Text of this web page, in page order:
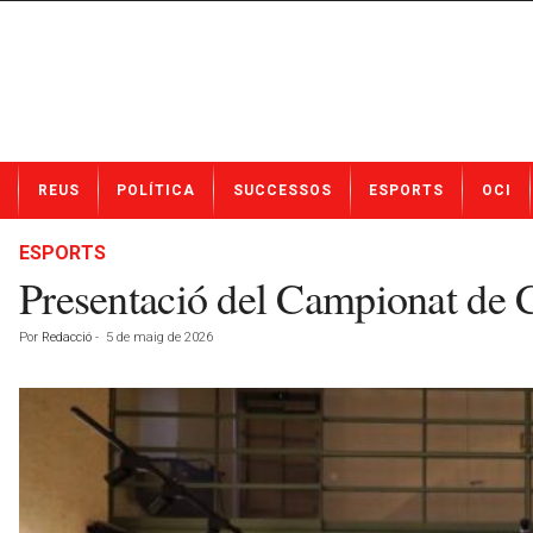
t
REUS POLÍTICA SUCCESSOS ESPORTS OCI
ESPORTS
Presentació del Campionat de
Por Redacció - 5 de maig de 2026